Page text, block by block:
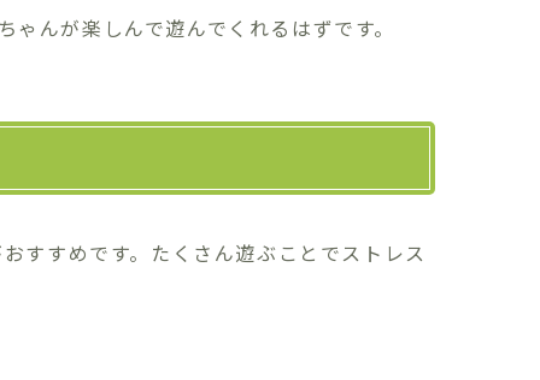
んが楽しんで遊んでくれるはずです。
すすめです。たくさん遊ぶことでストレス